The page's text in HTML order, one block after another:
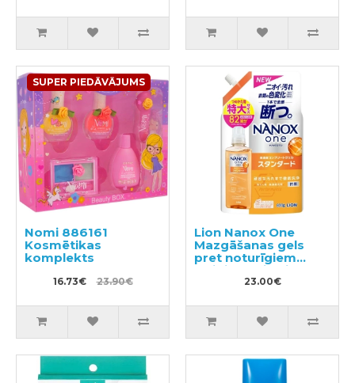
SUPER PIEDĀVĀJUMS
Nomi 886161
Kosmētikas
komplekts
16.73€ 23.90€
Lion Nanox One
Mazgāšanas gels
pret noturīgiem
traipiem, pildviela
23.00€